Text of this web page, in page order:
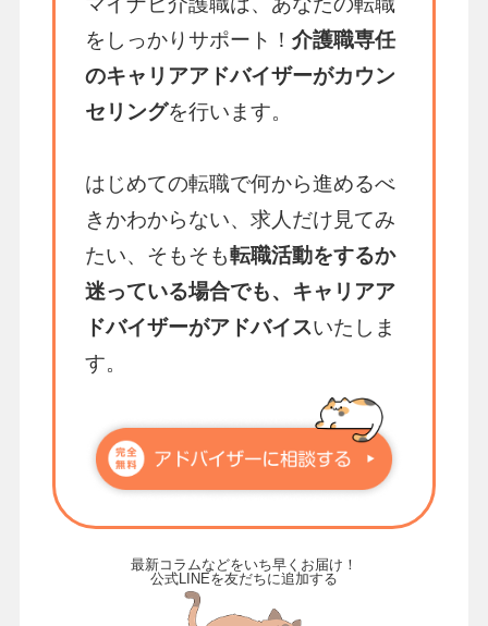
をしっかりサポート！ 介護職専任
のキャリアアドバイザーがカウン
セリングを行います。
はじめての転職で何から進めるべ
きかわからない、求人だけ見てみ
たい、そもそも転職活動をするか
迷っている場合でも、キャリアア
ドバイザーがアドバイスいたしま
す。
最新コラムなどをいち早くお届け！
公式LINEを友だちに追加する